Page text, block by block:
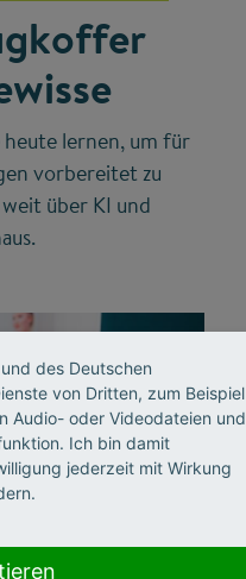
heute lernen, um für
vorbereitet zu
über KI und
des Deutschen
von Dritten, zum Beispiel
Audio- oder Videodateien und
Ich bin damit
jederzeit mit Wirkung